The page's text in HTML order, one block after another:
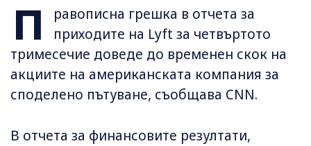
П
равописна грешка в отчета за
приходите на Lyft за четвъртото
тримесечие доведе до временен скок на
акциите на американската компания за
споделено пътуване, съобщава CNN.
В отчета за финансовите резултати,